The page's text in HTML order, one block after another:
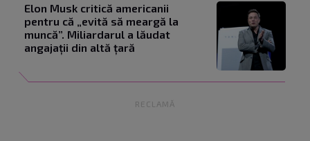
Elon Musk critică americanii
pentru că „evită să meargă la
muncă”. Miliardarul a lăudat
angajații din altă țară
RECLAMĂ